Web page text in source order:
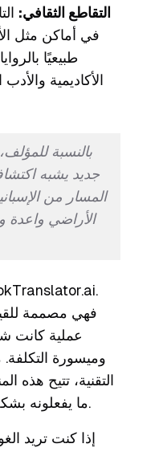
التقاطع الثقافي:
في أماكن مثل
طبيعيًا
الأكاديمية
بالنسبة
جديد يشبه
المسار من
الأراضي
فهي مصممة
عملية كانت
وميسورة التكلفة.
التقنية، تتيح هذه
ما يفعلونه بشكل أفضل: التواصل مع القراء.
إذا كنت تريد